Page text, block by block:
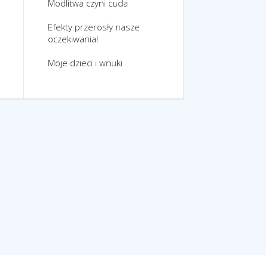
Modlitwa czyni cuda
Efekty przerosły nasze
oczekiwania!
Moje dzieci i wnuki